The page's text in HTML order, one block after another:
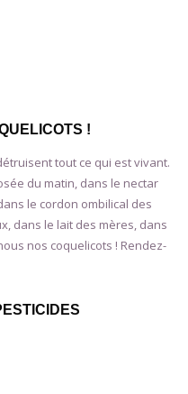
!
tout ce qui est vivant.
du matin, dans le nectar
le cordon ombilical des
dans le lait des mères, dans
nos coquelicots ! Rendez-